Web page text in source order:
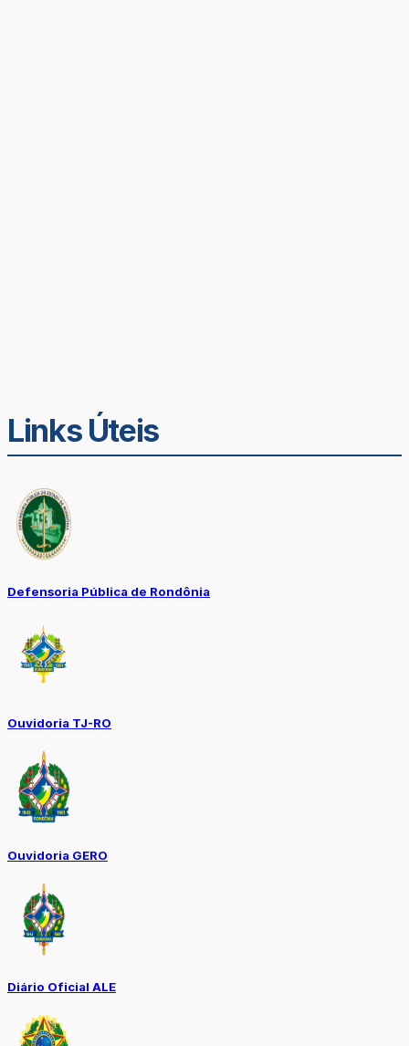
Links Úteis
Defensoria Pública de Rondônia
Ouvidoria TJ-RO
Ouvidoria GERO
Diário Oficial ALE